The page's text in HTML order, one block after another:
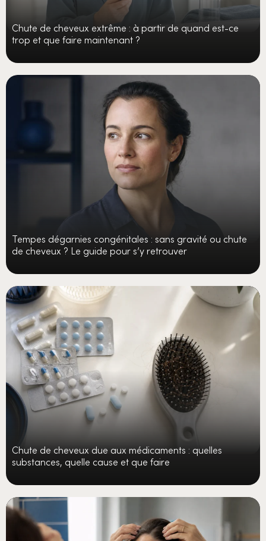
Chute de cheveux extrême : à partir de quand est-ce
trop et que faire maintenant ?
Tempes dégarnies congénitales : sans gravité ou chute
de cheveux ? Le guide pour s’y retrouver
Chute de cheveux due aux médicaments : quelles
substances, quelle cause et que faire